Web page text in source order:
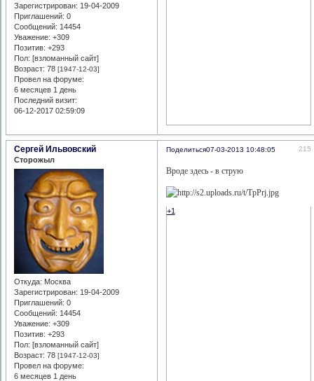
Зарегистрирован: 19-04-2009
Приглашений: 0
Сообщений: 14454
Уважение: +309
Позитив: +293
Пол: [взломанный сайт]
Возраст: 78[1947-12-03]
Провел на форуме:
6 месяцев 1 день
Последний визит:
06-12-2017 02:59:09
Поделиться 215
07-03-2013 10:48:05
Сергей Ильвовский
Сторожыл
Откуда: Москва
Зарегистрирован: 19-04-2009
Приглашений: 0
Сообщений: 14454
Уважение: +309
Позитив: +293
Пол: [взломанный сайт]
Возраст: 78[1947-12-03]
Провел на форуме:
6 месяцев 1 день
Вроде здесь - в струю
+1